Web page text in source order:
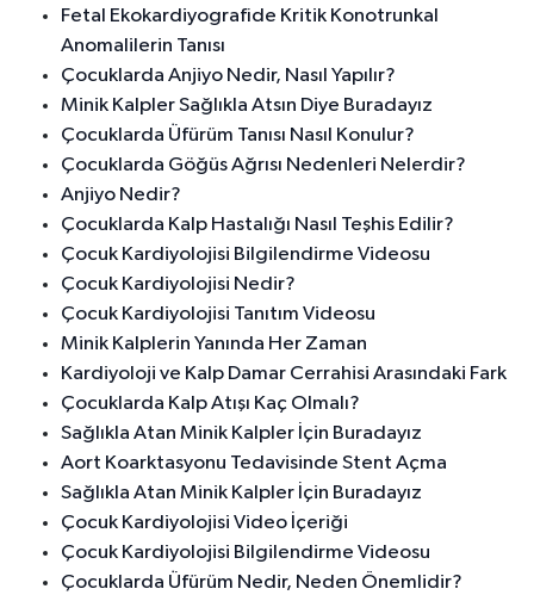
Fetal Ekokardiyografide Kritik Konotrunkal
Anomalilerin Tanısı
Çocuklarda Anjiyo Nedir, Nasıl Yapılır?
Minik Kalpler Sağlıkla Atsın Diye Buradayız
Çocuklarda Üfürüm Tanısı Nasıl Konulur?
Çocuklarda Göğüs Ağrısı Nedenleri Nelerdir?
Anjiyo Nedir?
Çocuklarda Kalp Hastalığı Nasıl Teşhis Edilir?
Çocuk Kardiyolojisi Bilgilendirme Videosu
Çocuk Kardiyolojisi Nedir?
Çocuk Kardiyolojisi Tanıtım Videosu
Minik Kalplerin Yanında Her Zaman
Kardiyoloji ve Kalp Damar Cerrahisi Arasındaki Fark
Çocuklarda Kalp Atışı Kaç Olmalı?
Sağlıkla Atan Minik Kalpler İçin Buradayız
Aort Koarktasyonu Tedavisinde Stent Açma
Sağlıkla Atan Minik Kalpler İçin Buradayız
Çocuk Kardiyolojisi Video İçeriği
Çocuk Kardiyolojisi Bilgilendirme Videosu
Çocuklarda Üfürüm Nedir, Neden Önemlidir?